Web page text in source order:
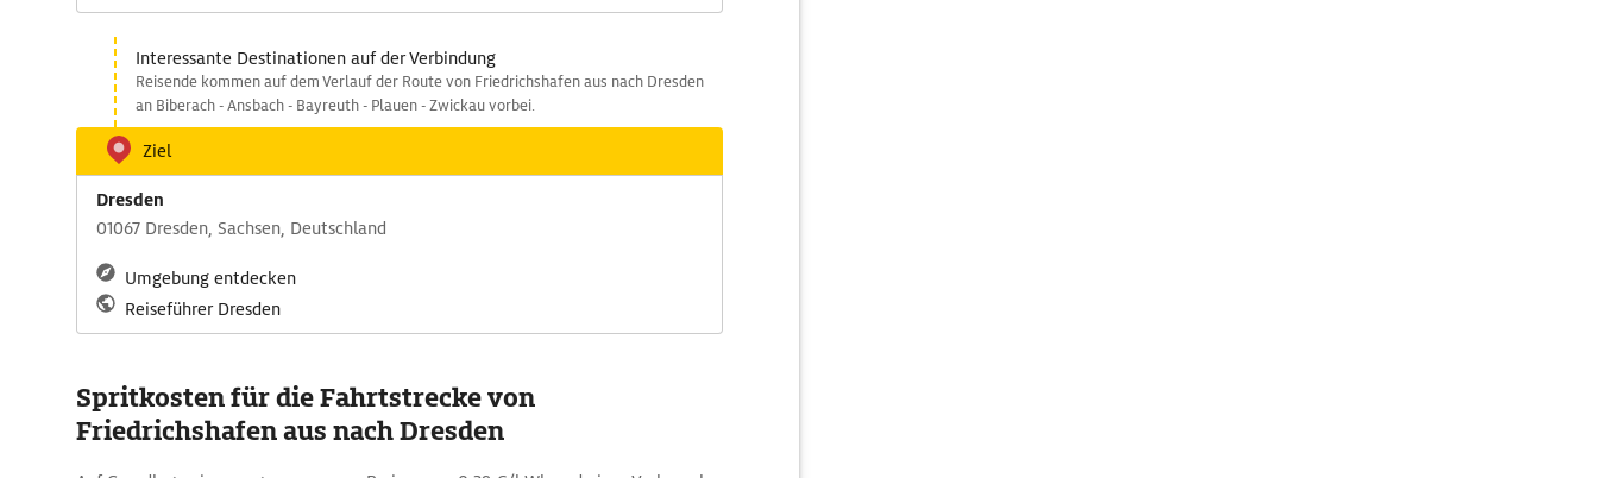
Interessante Destinationen auf der Verbindung
Reisende kommen auf dem Verlauf der Route von Friedrichshafen aus nach Dresden
an Biberach - Ansbach - Bayreuth - Plauen - Zwickau vorbei.
Ziel
Dresden
01067 Dresden, Sachsen, Deutschland
Umgebung entdecken
Reiseführer Dresden
Spritkosten für die Fahrtstrecke von
Friedrichshafen aus nach Dresden